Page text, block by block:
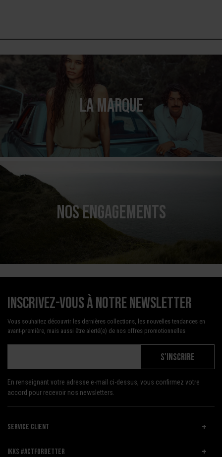
LA MARQUE
NOS ENGAGEMENTS
Inscrivez-vous à notre newsletter
Vous souhaitez découvrir les dernières collections, les nouvelles tendances en
avant-première, mais aussi être alerté(e) de nos offres promotionnelles
S'INSCRIRE
En renseignant votre adresse e-mail ci-dessus, vous confirmez votre
accord pour recevoir nos newsletters.
SERVICE CLIENT
IKKS #ACTFORBETTER